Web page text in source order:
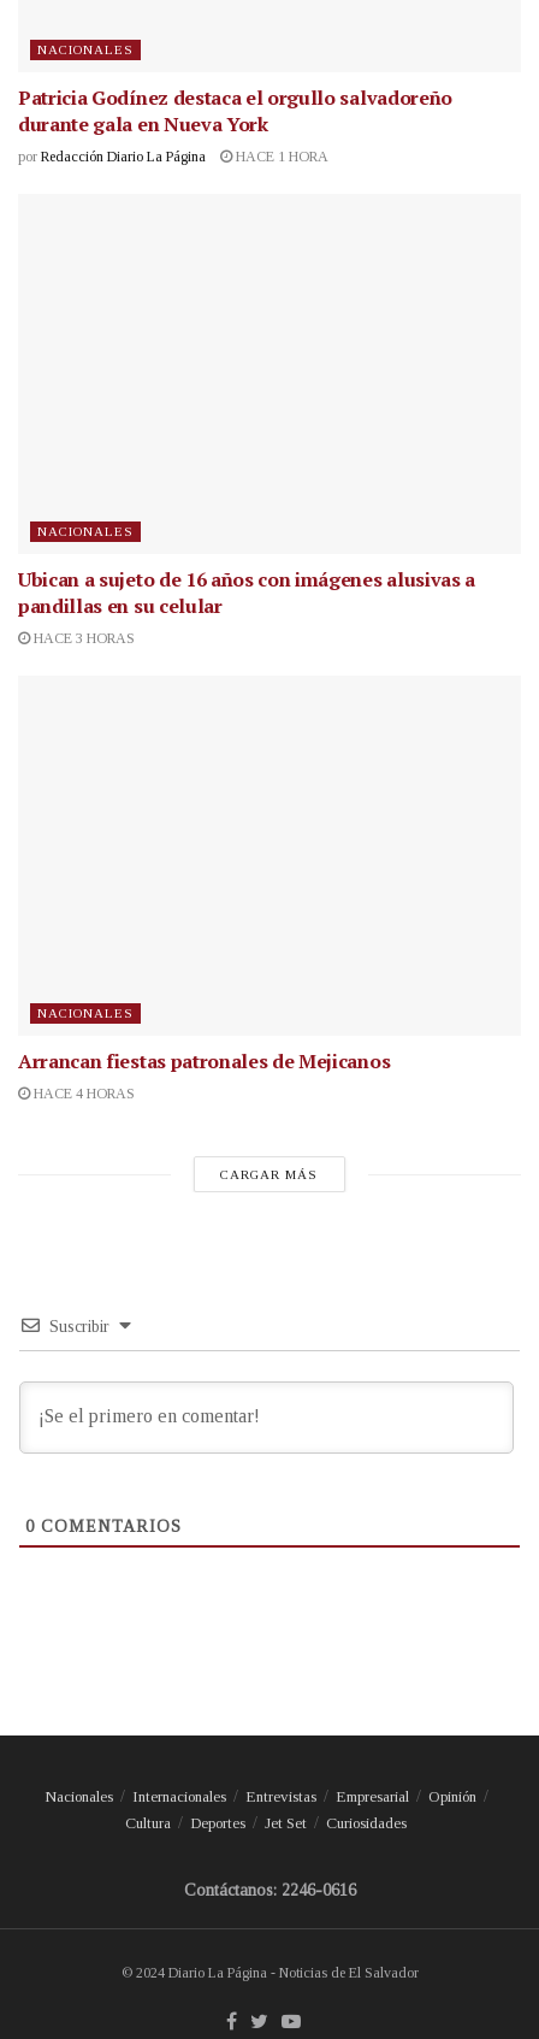
NACIONALES
Patricia Godínez destaca el orgullo salvadoreño
durante gala en Nueva York
por Redacción Diario La Página HACE 1 HORA
NACIONALES
Ubican a sujeto de 16 años con imágenes alusivas a
pandillas en su celular
HACE 3 HORAS
NACIONALES
Arrancan fiestas patronales de Mejicanos
HACE 4 HORAS
CARGAR MÁS
Suscribir
0 COMENTARIOS
Nacionales Internacionales Entrevistas Empresarial
Opinión
Cultura
Deportes Jet Set Curiosidades
Contáctanos: 2246-0616
© 2024 Diario La Página - Noticias de El Salvador